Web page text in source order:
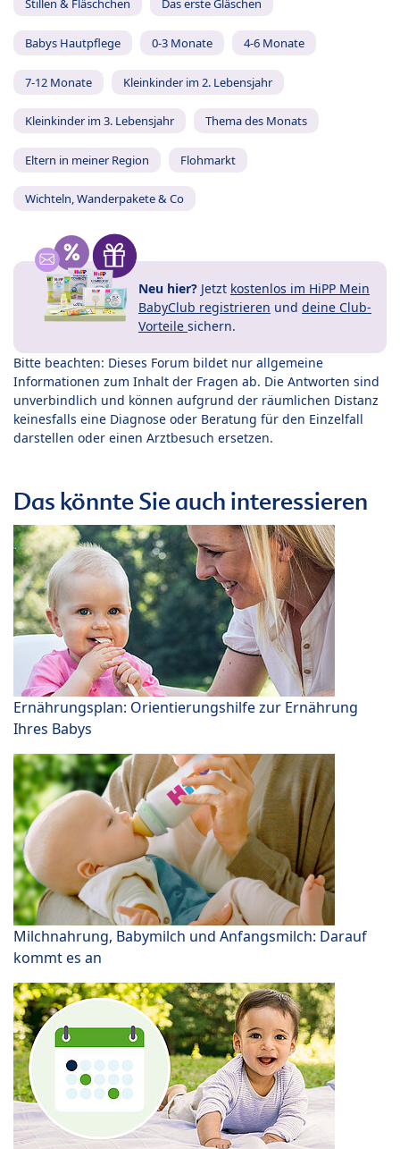
Stillen & Fläschchen Das erste Gläschen
Babys Hautpflege 0-3 Monate 4-6 Monate
7-12 Monate Kleinkinder im 2. Lebensjahr
Kleinkinder im 3. Lebensjahr Thema des Monats
Eltern in meiner Region Flohmarkt
Wichteln, Wanderpakete & Co
Neu hier? Jetzt kostenlos im HiPP Mein
BabyClub registrieren und deine Club-
Vorteile sichern.
Bitte beachten: Dieses Forum bildet nur allgemeine
Informationen zum Inhalt der Fragen ab. Die Antworten sind
unverbindlich und können aufgrund der räumlichen Distanz
keinesfalls eine Diagnose oder Beratung für den Einzelfall
darstellen oder einen Arztbesuch ersetzen.
Das könnte Sie auch interessieren
Ernährungsplan: Orientierungshilfe zur Ernährung
Ihres Babys
Milchnahrung, Babymilch und Anfangsmilch: Darauf
kommt es an